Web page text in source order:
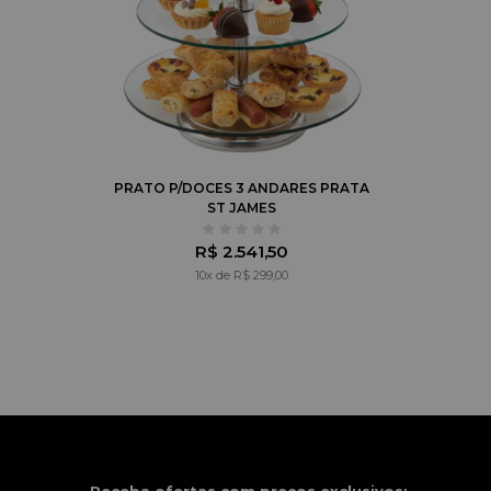
PRATO P/DOCES 3 ANDARES PRATA
ST JAMES
R$ 2.541,50
10x de R$ 299,00